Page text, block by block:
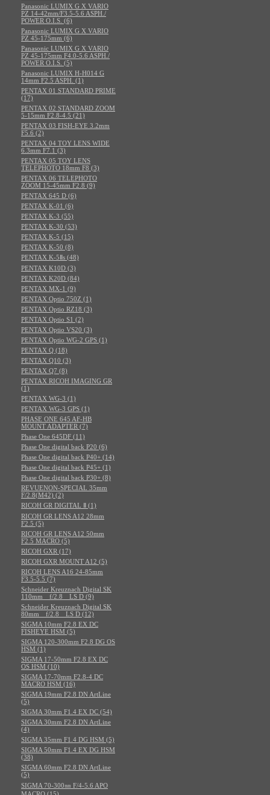
Panasonic LUMIX G X VARIO
PZ 14-42mm/F3.5-5.6 ASPH./
POWER O.I.S. (6)
Panasonic LUMIX G X VARIO
PZ 45-175mm (6)
Panasonic LUMIX G X VARIO
PZ 45-175mm F4.0-5.6 ASPH./
POWER O.I.S. (5)
Panasonic LUMIX H-H014 G
14mm F2.5 ASPH. (1)
PENTAX 01 STANDARD PRIME
(17)
PENTAX 02 STANDARD ZOOM
5-15mm F2.8-4.5 (21)
PENTAX 03 FISH-EYE 3.2mm
F5.6 (2)
PENTAX 04 TOY LENS WIDE
6.3mm F7.1 (3)
PENTAX 05 TOY LENS
TELEPHOTO 18mm F8 (3)
PENTAX 06 TELEPHOTO
ZOOM 15-45mm F2.8 (9)
PENTAX 645 D (6)
PENTAX K-01 (6)
PENTAX K-3 (55)
PENTAX K-30 (53)
PENTAX K-5 (15)
PENTAX K-50 (8)
PENTAX K-5Ⅱs (48)
PENTAX K10D (3)
PENTAX K20D (84)
PENTAX MX-1 (9)
PENTAX Optio 750Z (1)
PENTAX Optio RZ18 (3)
PENTAX Optio S1 (2)
PENTAX Optio VS20 (3)
PENTAX Optio WG-2 GPS (1)
PENTAX Q (18)
PENTAX Q10 (3)
PENTAX Q7 (8)
PENTAX RICOH IMAGING GR
(1)
PENTAX WG-3 (1)
PENTAX WG-3 GPS (1)
PHASE ONE 645 AF-HB
MOUNT ADAPTER (7)
Phase One 645DF (11)
Phase One digital back P20 (6)
Phase One digital back P40+ (14)
Phase One digital back P45+ (1)
Phase One digital back P30+ (8)
REVUENON-SPECIAL 35mm
F/2.8(M42) (2)
RICOH GR DIGITAL Ⅱ (1)
RICOH GR LENS A12 28mm
F2.5 (5)
RICOH GR LENS A12 50mm
F2.5 MACRO (5)
RICOH GXR (17)
RICOH GXR MOUNT A12 (5)
RICOH LENS A16 24-85mm
F3.5-5.5 (7)
Schneider Kreuznach Digital SK
110mm f/2.8 LS D (9)
Schneider Kreuznach Digital SK
80mm f/2.8 LS D (12)
SIGMA 10mm F2.8 EX DC
FISHEYE HSM (5)
SIGMA 120-300mm F2.8 DG OS
HSM (1)
SIGMA 17-50mm F2.8 EX DC
OS HSM (10)
SIGMA 17-70mm F2.8-4 DC
MACRO HSM (16)
SIGMA 19mm F2.8 DN ArtLine
(5)
SIGMA 30mm F1.4 EX DC (54)
SIGMA 30mm F2.8 DN ArtLine
(4)
SIGMA 35mm F1.4 DG HSM (5)
SIGMA 50mm F1.4 EX DG HSM
(38)
SIGMA 60mm F2.8 DN ArtLine
(5)
SIGMA 70-300㎜ F/4-5.6 APO
MACRO (15)